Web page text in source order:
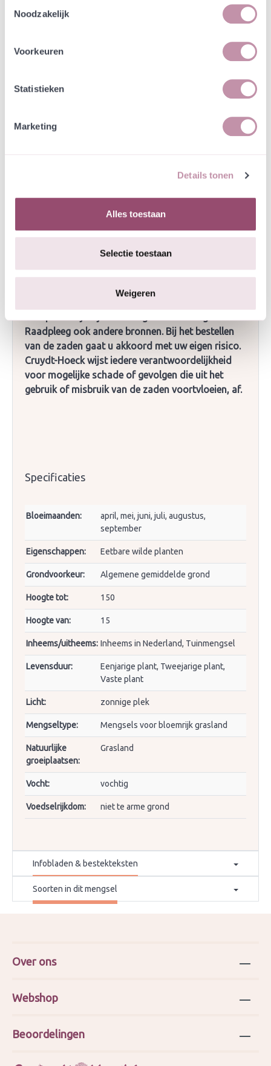
Noodzakelijk
Voorkeuren
Statistieken
Marketing
Details tonen
Alles toestaan
Selectie toestaan
Weigeren
Zaaien: Jaarrond, maar bij voorkeur in de nazomer
Het herkennen en gebruiken van wilde planten als
voedsel is een specialisme. De aangereikte
informatie door Cruydt-Hoeck is slechts een
en verdieping. Het plukken en consumeren van de
Houd rekening met spontaan opkomende (giftige)
Raadpleeg ook andere bronnen. Bij het bestellen
van de zaden gaat u akkoord met uw eigen risico.
Cruydt-Hoeck wijst iedere verantwoordelijkheid
voor mogelijke schade of gevolgen die uit het
gebruik of misbruik van de zaden voortvloeien, af.
Specificaties
Bloeimaanden:
april, mei, juni, juli, augustus,
september
Eigenschappen: Eetbare wilde planten
Grondvoorkeur: Algemene gemiddelde grond
Hoogte tot: 150
Hoogte van: 15
Inheems/uitheems: Inheems in Nederland, Tuinmengsel
Levensduur:
Eenjarige plant, Tweejarige plant,
Vaste plant
Licht: zonnige plek
Mengseltype: Mengsels voor bloemrijk grasland
Natuurlijke
groeiplaatsen:
Grasland
Vocht: vochtig
Voedselrijkdom: niet te arme grond
Infobladen & bestekteksten
Soorten in dit mengsel
Over ons
Webshop
Beoordelingen